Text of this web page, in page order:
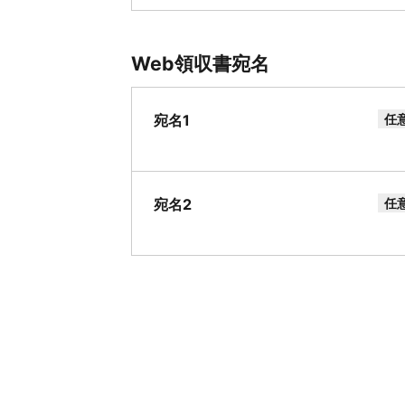
Web領収書宛名
宛名1 任
宛名2 任